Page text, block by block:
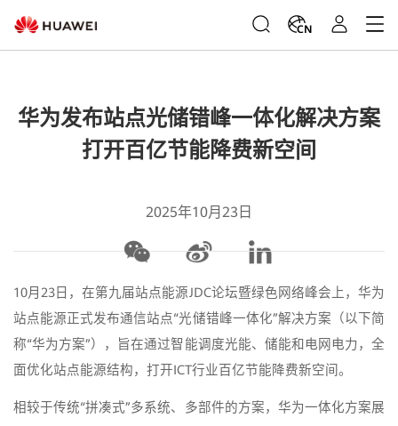
CN
华为发布站点光储错峰一体化解决方案
打开百亿节能降费新空间
2025年10月23日
10月23日，在第九届站点能源JDC论坛暨绿色网络峰会上，华为
站点能源正式发布通信站点“光储错峰一体化”解决方案（以下简
称“华为方案”），旨在通过智能调度光能、储能和电网电力，全
面优化站点能源结构，打开ICT行业百亿节能降费新空间。
相较于传统“拼凑式”多系统、多部件的方案，华为一体化方案展